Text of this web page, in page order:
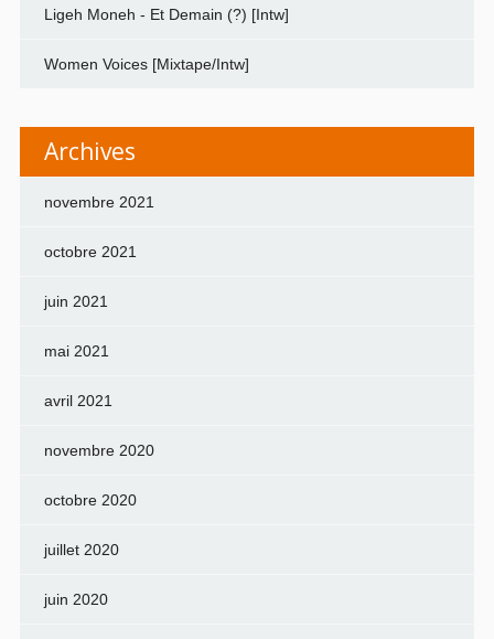
Ligeh Moneh - Et Demain (?) [Intw]
Women Voices [Mixtape/Intw]
Archives
novembre 2021
octobre 2021
juin 2021
mai 2021
avril 2021
novembre 2020
octobre 2020
juillet 2020
juin 2020